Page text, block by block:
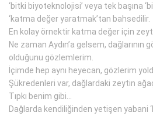
‘bitki biyoteknolojisi’ veya tek başına
‘katma değer yaratmak’tan bahsedilir.
En kolay örnektir katma değer için
Ne zaman Aydın’a gelsem, dağlarının
olduğunu gözlemlerim.
İçimde hep aynı heyecan, gözlerim
Şükredenleri var, dağlardaki zeytin
Tıpkı benim gibi…
Dağlarda kendiliğinden yetişen yabani